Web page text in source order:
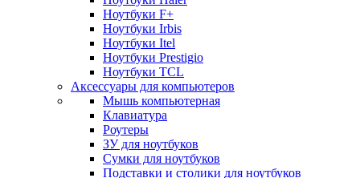
Ноутбуки F+
Ноутбуки Irbis
Ноутбуки Itel
Ноутбуки Prestigio
Ноутбуки TCL
Аксессуары для компьютеров
Мышь компьютерная
Клавиатура
Роутеры
ЗУ для ноутбуков
Сумки для ноутбуков
Подставки и столики для ноутбуков